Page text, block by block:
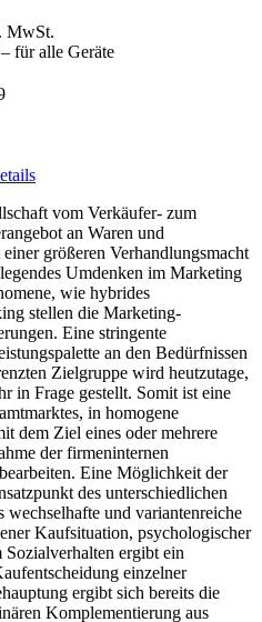
MwSt.
für alle Geräte
vom Verkäufer- zum
an Waren und
größeren Verhandlungsmacht
Umdenken im Marketing
wie hybrides
stellen die Marketing-
Eine stringente
an den Bedürfnissen
Zielgruppe wird heutzutage,
in Frage gestellt. Somit ist eine
in homogene
dem Ziel eines oder mehrere
der firmeninternen
Eine Möglichkeit der
des unterschiedlichen
wechselhafte und variantenreiche
Kaufsituation, psychologischer
ergibt ein
einzelner
ergibt sich bereits die
Komplementierung aus